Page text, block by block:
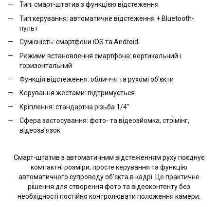
Тип: смарт-штатив з функцією відстеження
Тип керування: автоматичне відстеження + Bluetooth-
пульт
Сумісність: смартфони iOS та Android
Режими встановлення смартфона: вертикальний і
горизонтальний
Функція відстеження: обличчя та рухомі об'єкти
Керування жестами: підтримується
Кріплення: стандартна різьба 1/4"
Сфера застосування: фото- та відеозйомка, стрімінг,
відеозв'язок
Смарт-штатив з автоматичним відстеженням руху поєднує
компактні розміри, просте керування та функцію
автоматичного супроводу об'єкта в кадрі. Це практичне
рішення для створення фото та відеоконтенту без
необхідності постійно контролювати положення камери.